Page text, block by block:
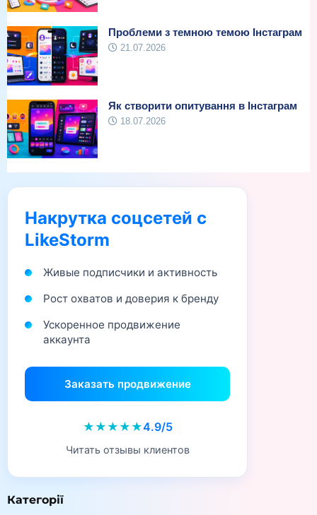
Проблеми з темною темою Інстаграм
21.07.2026
Як створити опитування в Інстаграм
18.07.2026
Накрутка соцсетей с
LikeStorm
Живые подписчики и активность
Рост охватов и доверия к бренду
Ускоренное продвижение
аккаунта
Заказать продвижение
★★★★★4.9/5
Читать отзывы клиентов
Категорії